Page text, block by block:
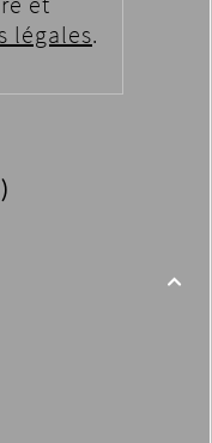
légales.
